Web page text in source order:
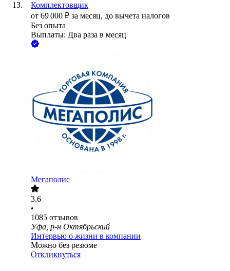
Комплектовщик
от 69 000 ₽ за месяц, до вычета налогов
Без опыта
Выплаты: Два раза в месяц
Мегаполис
3.6
•
1085 отзывов
Уфа, р-н Октябрьский
Интервью о жизни в компании
Можно без резюме
Откликнуться